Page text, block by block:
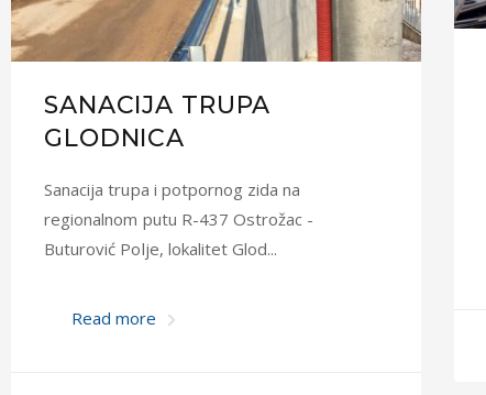
SANACIJA TRUPA
GLODNICA
Sanacija trupa i potpornog zida na
regionalnom putu R-437 Ostrožac -
Buturović Polje, lokalitet Glod...
Read more